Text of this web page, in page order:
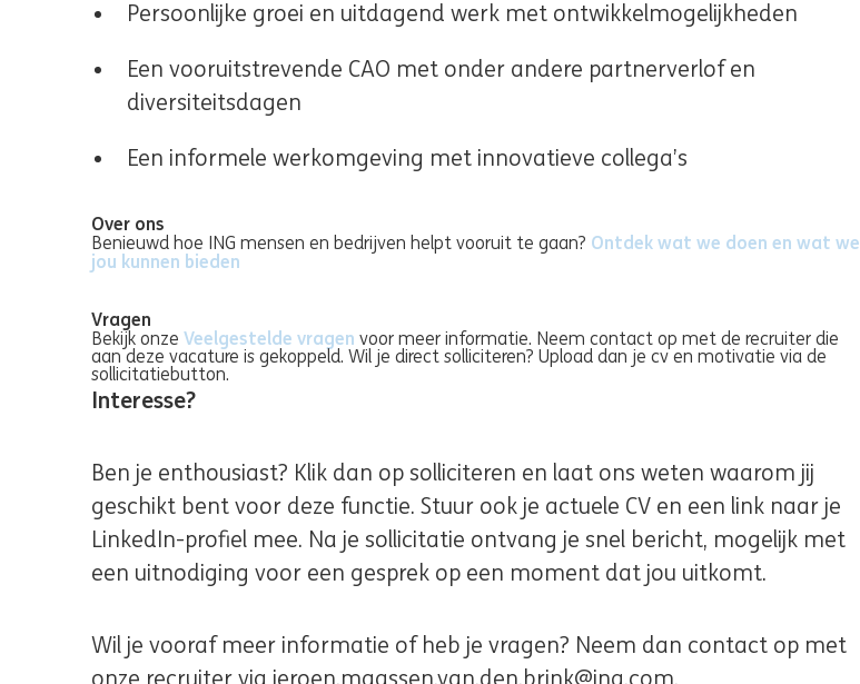
Persoonlijke groei en uitdagend werk met ontwikkelmogelijkheden
Een vooruitstrevende CAO met onder andere partnerverlof en
diversiteitsdagen
Een informele werkomgeving met innovatieve collega’s
Over ons
Benieuwd hoe ING mensen en bedrijven helpt vooruit te gaan? Ontdek wat we doen en wat we
jou kunnen bieden
Vragen
Bekijk onze Veelgestelde vragen (opens in new window)
voor meer informatie. Neem contact op met de recruiter die
aan deze vacature is gekoppeld. Wil je direct solliciteren? Upload dan je cv en motivatie via de
sollicitatiebutton.
Interesse?
Ben je enthousiast? Klik dan op solliciteren en laat ons weten waarom jij
geschikt bent voor deze functie. Stuur ook je actuele CV en een link naar je
LinkedIn-profiel mee. Na je sollicitatie ontvang je snel bericht, mogelijk met
een uitnodiging voor een gesprek op een moment dat jou uitkomt.
Wil je vooraf meer informatie of heb je vragen? Neem dan contact op met